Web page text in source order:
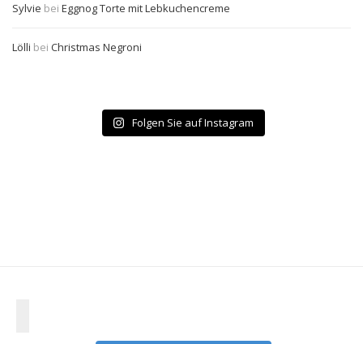
Sylvie bei Eggnog Torte mit Lebkuchencreme
Lölli bei Christmas Negroni
Folgen Sie auf Instagram